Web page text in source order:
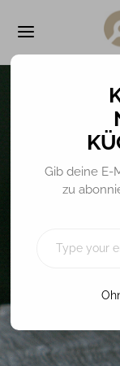
Gib deine E-
zu
YOUR
EMAIL…